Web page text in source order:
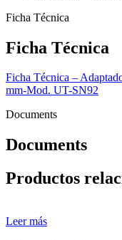
Ficha Técnica
Ficha Técnica
Ficha Técnica –
mm-Mod. UT-SN92
Documents
Documents
Productos
Leer más